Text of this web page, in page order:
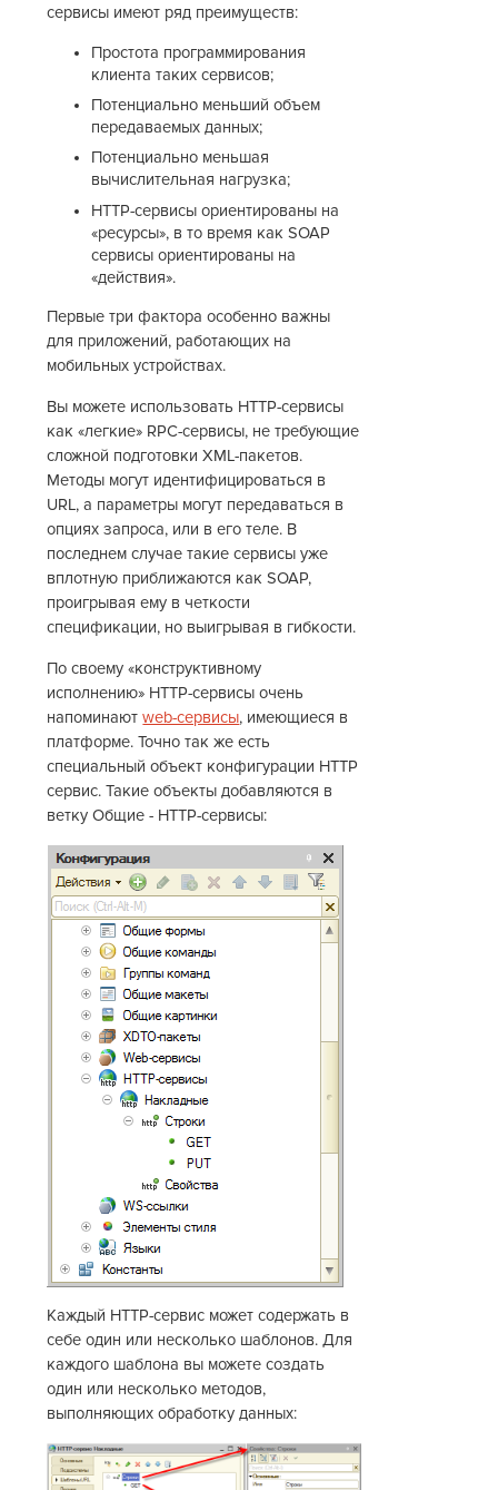
сервисы имеют ряд преимуществ:
Простота программирования
клиента таких сервисов;
Потенциально меньший объем
передаваемых данных;
Потенциально меньшая
вычислительная нагрузка;
HTTP-сервисы ориентированы на
«ресурсы», в то время как SOAP
сервисы ориентированы на
«действия».
Первые три фактора особенно важны
для приложений, работающих на
мобильных устройствах.
Вы можете использовать HTTP-сервисы
как «легкие» RPC-сервисы, не требующие
сложной подготовки XML-пакетов.
Методы могут идентифицироваться в
URL, а параметры могут передаваться в
опциях запроса, или в его теле. В
последнем случае такие сервисы уже
вплотную приближаются как SOAP,
проигрывая ему в четкости
спецификации, но выигрывая в гибкости.
По своему «конструктивному
исполнению» HTTP-сервисы очень
напоминаютweb-сервисы, имеющиеся в
платформе. Точно так же есть
специальный объект конфигурации HTTP
сервис. Такие объекты добавляются в
ветку Общие - HTTP-сервисы:
Каждый HTTP-сервис может содержать в
себе один или несколько шаблонов. Для
каждого шаблона вы можете создать
один или несколько методов,
выполняющих обработку данных: